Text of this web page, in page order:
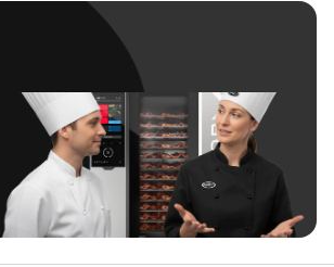
oder Fritteusen zwischen 28 % und über